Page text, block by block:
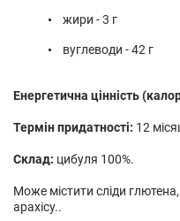
жири - 3 г
вуглеводи - 42 г
Енергетична цінність
Термін придатності: 12
Склад: цибуля 100%.
Може містити сліди глютена,
арахісу..